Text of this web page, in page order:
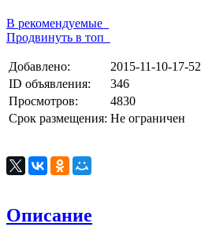
В рекомендуемые
Продвинуть в топ
Добавлено:
2015-11-10-17-52
ID объявления:
346
Просмотров:
4830
Срок размещения: Не ограничен
Описание